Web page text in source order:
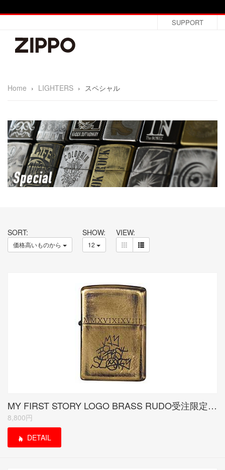
SUPPORT
Home › LIGHTERS › スペシャル
SORT:
価格高いものから
SHOW:
12
VIEW:
MY FIRST STORY LOGO BRASS RUDO受注限定モデル<当サイトは紹介のみ>
8,800円
DETAIL